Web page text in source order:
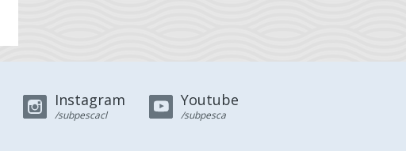
Instagram
/subpescacl
Youtube
/subpesca